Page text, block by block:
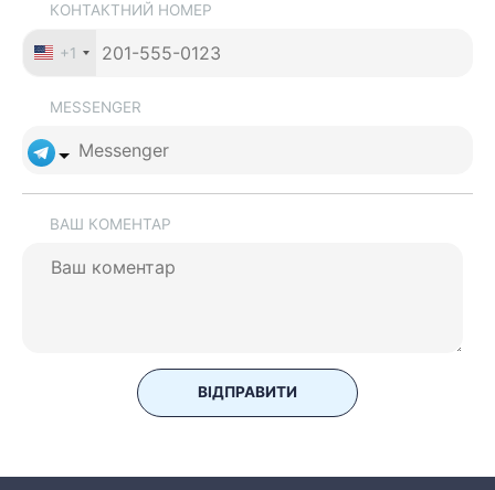
КОНТАКТНИЙ НОМЕР
+1
MESSENGER
ВАШ КОМЕНТАР
ВІДПРАВИТИ